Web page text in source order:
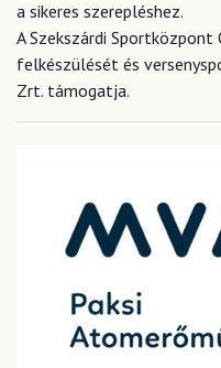
a sikeres szerepléshez.
A Szekszárdi
felkészülését és
Zrt. támogatja.